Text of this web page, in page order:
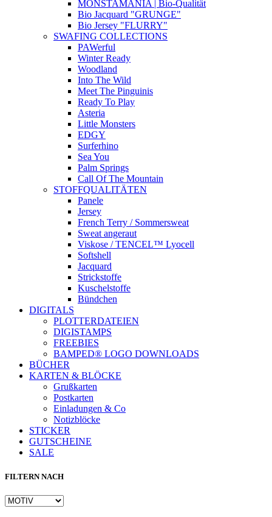
MONSTAMANIA | Bio-Qualität
Bio Jacquard "GRUNGE"
Bio Jersey "FLURRY"
SWAFING COLLECTIONS
PAWerful
Winter Ready
Woodland
Into The Wild
Meet The Pinguinis
Ready To Play
Asteria
Little Monsters
EDGY
Surferhino
Sea You
Palm Springs
Call Of The Mountain
STOFFQUALITÄTEN
Panele
Jersey
French Terry / Sommersweat
Sweat angeraut
Viskose / TENCEL™ Lyocell
Softshell
Jacquard
Strickstoffe
Kuschelstoffe
Bündchen
DIGITALS
PLOTTERDATEIEN
DIGISTAMPS
FREEBIES
BAMPED® LOGO DOWNLOADS
BÜCHER
KARTEN & BLÖCKE
Grußkarten
Postkarten
Einladungen & Co
Notizblöcke
STICKER
GUTSCHEINE
SALE
FILTERN NACH